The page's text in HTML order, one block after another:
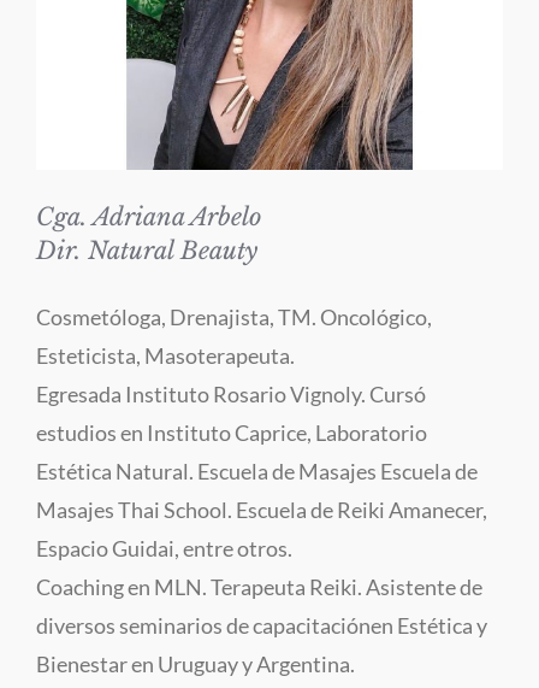
Cga. Adriana Arbelo
Dir. Natural Beauty
Cosmetóloga, Drenajista, TM. Oncológico,
Esteticista, Masoterapeuta.
Egresada Instituto Rosario Vignoly. Cursó
estudios en Instituto Caprice, Laboratorio
Estética Natural. Escuela de Masajes Escuela de
Masajes Thai School. Escuela de Reiki Amanecer,
Espacio Guidai, entre otros.
Coaching en MLN. Terapeuta Reiki. Asistente de
diversos seminarios de capacitaciónen Estética y
Bienestar en Uruguay y Argentina.